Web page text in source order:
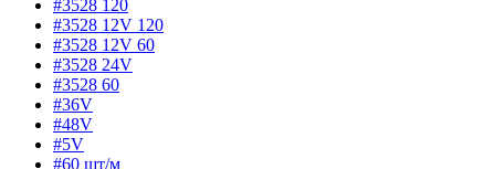
#3528 120
#3528 12V 120
#3528 12V 60
#3528 24V
#3528 60
#36V
#48V
#5V
#60 шт/м